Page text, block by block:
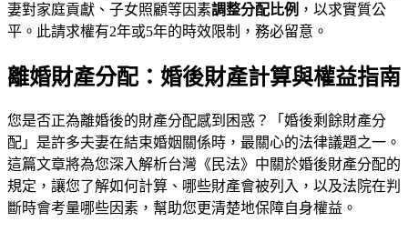
妻對家庭貢獻、子女照顧等因素調整分配比例 ，以求實質公
平。此請求權有2年或5年的時效限制，務必留意。
離婚財產分配：婚後財產計算與權益指南
您是否正為離婚後的財產分配感到困惑？「婚後剩餘財產分
配」是許多夫妻在結束婚姻關係時，最關心的法律議題之一。
這篇文章將為您深入解析台灣《民法》中關於婚後財產分配的
規定，讓您了解如何計算、哪些財產會被列入，以及法院在判
斷時會考量哪些因素，幫助您更清楚地保障自身權益。